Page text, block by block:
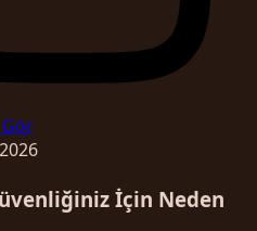
İçin Neden